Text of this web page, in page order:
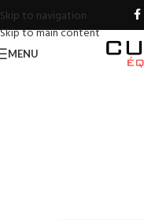
Skip to navigation
Skip to main content
MENU